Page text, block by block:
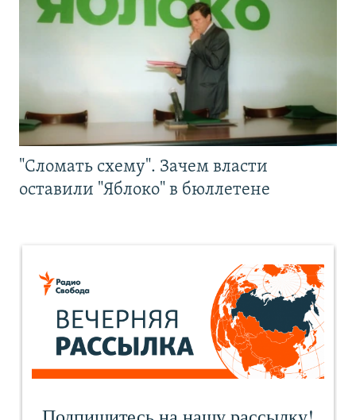
"Сломать схему". Зачем власти
оставили "Яблоко" в бюллетене